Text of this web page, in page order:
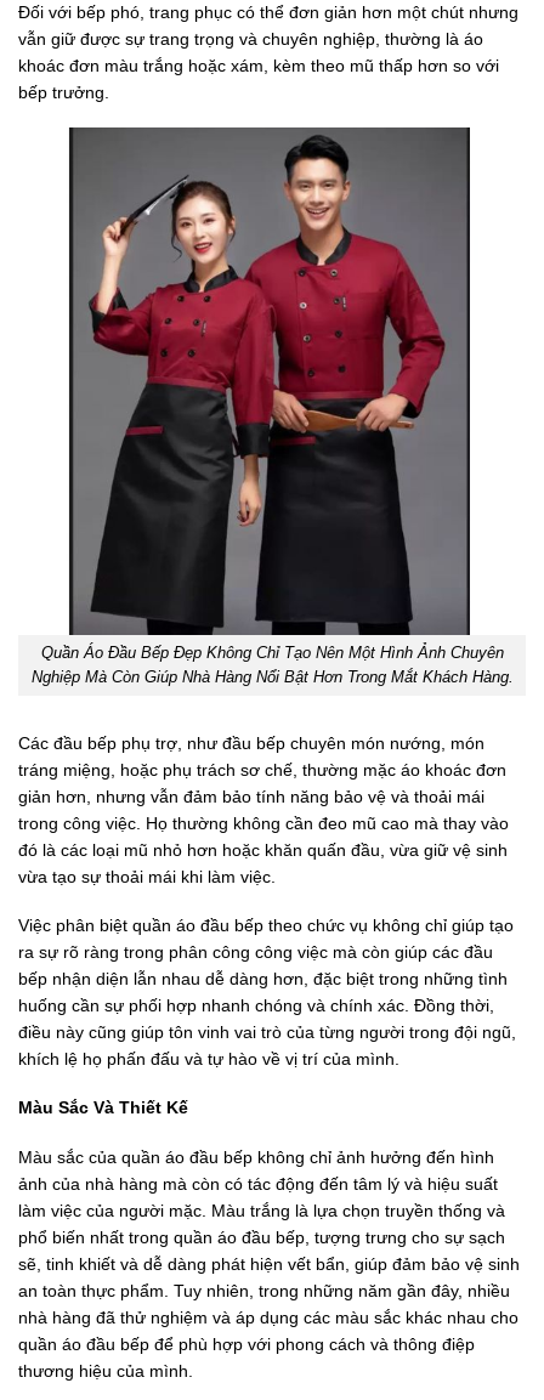
Đối với bếp phó, trang phục có thể đơn giản hơn một chút nhưng
vẫn giữ được sự trang trọng và chuyên nghiệp, thường là áo
khoác đơn màu trắng hoặc xám, kèm theo mũ thấp hơn so với
bếp trưởng.
Quần Áo Đầu Bếp Đẹp Không Chỉ Tạo Nên Một Hình Ảnh Chuyên
Nghiệp Mà Còn Giúp Nhà Hàng Nổi Bật Hơn Trong Mắt Khách Hàng.
Các đầu bếp phụ trợ, như đầu bếp chuyên món nướng, món
tráng miệng, hoặc phụ trách sơ chế, thường mặc áo khoác đơn
giản hơn, nhưng vẫn đảm bảo tính năng bảo vệ và thoải mái
trong công việc. Họ thường không cần đeo mũ cao mà thay vào
đó là các loại mũ nhỏ hơn hoặc khăn quấn đầu, vừa giữ vệ sinh
vừa tạo sự thoải mái khi làm việc.
Việc phân biệt quần áo đầu bếp theo chức vụ không chỉ giúp tạo
ra sự rõ ràng trong phân công công việc mà còn giúp các đầu
bếp nhận diện lẫn nhau dễ dàng hơn, đặc biệt trong những tình
huống cần sự phối hợp nhanh chóng và chính xác. Đồng thời,
điều này cũng giúp tôn vinh vai trò của từng người trong đội ngũ,
khích lệ họ phấn đấu và tự hào về vị trí của mình.
Màu Sắc Và Thiết Kế
Màu sắc của quần áo đầu bếp không chỉ ảnh hưởng đến hình
ảnh của nhà hàng mà còn có tác động đến tâm lý và hiệu suất
làm việc của người mặc. Màu trắng là lựa chọn truyền thống và
phổ biến nhất trong quần áo đầu bếp, tượng trưng cho sự sạch
sẽ, tinh khiết và dễ dàng phát hiện vết bẩn, giúp đảm bảo vệ sinh
an toàn thực phẩm. Tuy nhiên, trong những năm gần đây, nhiều
nhà hàng đã thử nghiệm và áp dụng các màu sắc khác nhau cho
quần áo đầu bếp để phù hợp với phong cách và thông điệp
thương hiệu của mình.